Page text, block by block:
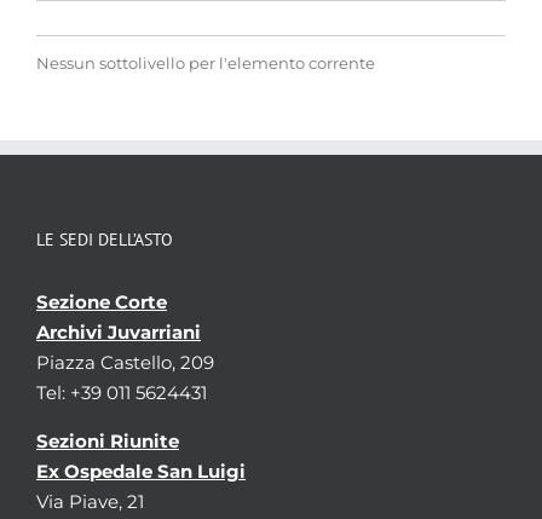
Nessun sottolivello per l'elemento corrente
LE SEDI DELL’ASTO
Sezione Corte
Archivi Juvarriani
Piazza Castello, 209
Tel: +39 011 5624431
Sezioni Riunite
Ex Ospedale San Luigi
Via Piave, 21